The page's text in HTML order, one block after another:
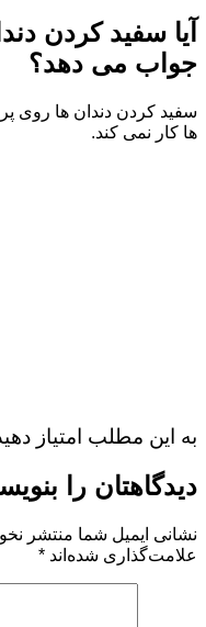
آیا سفید کردن
جواب می دهد؟
سفید کردن دندان ها روی
ها کار نمی کند.
به این مطلب امتیاز دهید
دیدگاهتان را
نشانی ایمیل شما منتشر
علامت‌گذاری شده‌اند*